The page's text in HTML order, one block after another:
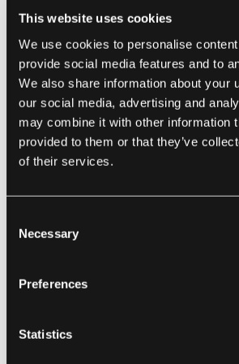
This website uses cookies
We use cookies to personalise
provide social media features and to
We also share information about your
our social media, advertising and
may combine it with other information
provided to them or that they’ve
of their services.
Selection
Necessary
Preferences
Statistics
Top 10 Startups Arctic15, które
obserwować w 2024 roku
Europejska scena startupowa tętni
przełomowymi technologiami i
Na Arctic15 znaleźliśmy wiele
zasady gry i wyznaczają nowe trendy.
top 10 startupów z Arctic15. Jesteśmy
aby podzielić się nas...
11 marca 2025 • Maria Pradiuszyk
Top 10 Startupów Slush, na